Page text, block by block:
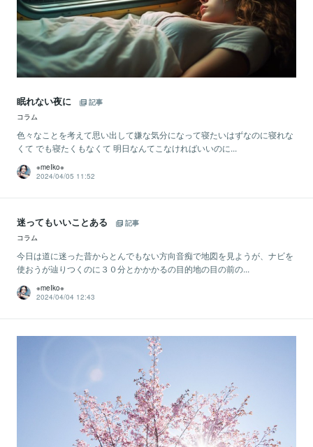
眠れない夜に
記事
コラム
色々なことを考えて思い出して嫌な気分になって寝たいはずなのに寝れな
くて でも寝たくもなくて 明日なんてこなければいいのに...
※meIko※
2024/04/05 11:52
迷ってもいいことある
記事
コラム
今日は道に迷った昔からとんでもない方向音痴で地図を見ようが、ナビを
使おうが辿りつくのに３０分とかかかるの目的地の目の前の...
※meIko※
2024/04/04 12:43